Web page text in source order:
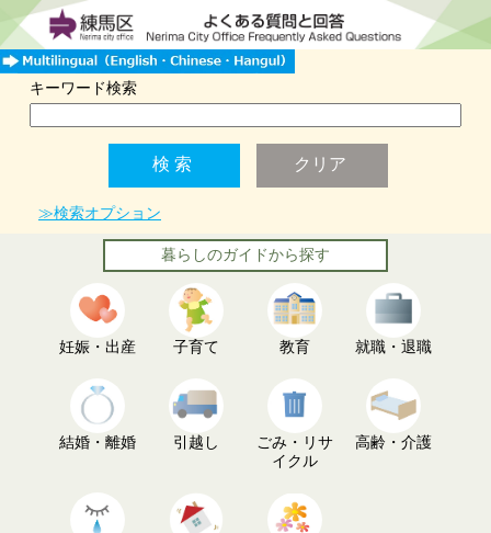
キーワード検索
≫検索オプション
暮らしのガイドから探す
妊娠・出産 子育て 教育 就職・退職
結婚・離婚 引越し
ごみ・リサ
イクル
高齢・介護